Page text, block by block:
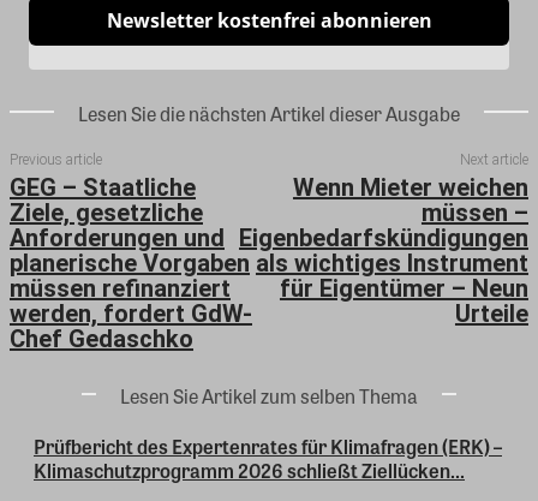
Newsletter kostenfrei abonnieren
Lesen Sie die nächsten Artikel dieser Ausgabe
Previous article
GEG – Staatliche
Ziele, gesetzliche
Anforderungen und
planerische Vorgaben
müssen refinanziert
werden, fordert GdW-
Chef Gedaschko
Next article
Wenn Mieter weichen
müssen –
Eigenbedarfskündigungen
als wichtiges Instrument
für Eigentümer – Neun
Urteile
Lesen Sie Artikel zum selben Thema
Prüfbericht des Expertenrates für Klimafragen (ERK) –
Klimaschutzprogramm 2026 schließt Ziellücken...